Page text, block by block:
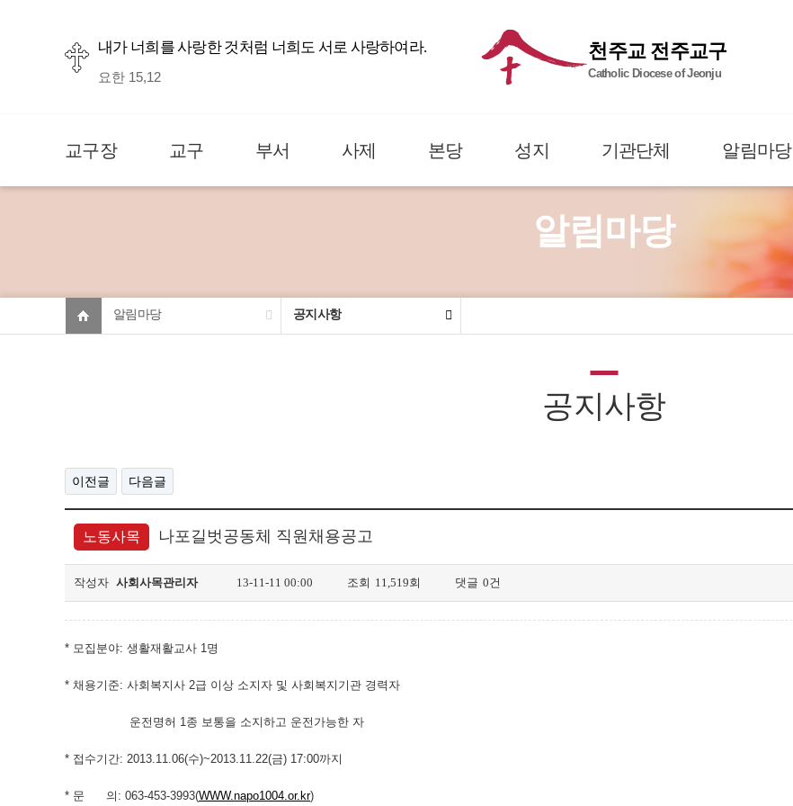
내가 너희를 사랑한 것처럼 너희도 서로 사랑하여라.
요한 15,12
천주교 전주교구
Catholic Diocese of Jeonju
교구장 교구 부서 사제 본당 성지 기관단체 알림마당
알림마당
알림마당 공지사항
공지사항
이전글 다음글
노동사목 나포길벗공동체 직원채용공고
작성자 사회사목관리자 13-11-11 00:00 조회 11,519회 댓글 0건
* 모집분야: 생활재활교사 1명
* 채용기준: 사회복지사 2급 이상 소지자 및 사회복지기관 경력자
운전명허 1종 보통을 소지하고 운전가능한 자
* 접수기간: 2013.11.06(수)~2013.11.22(금) 17:00까지
* 문 의: 063-453-3993(WWW.napo1004.or.kr)